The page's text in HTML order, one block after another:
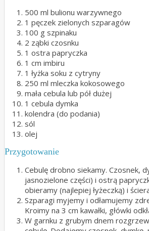
500 ml bulionu warzywnego
1 pęczek zielonych szparagów
100 g szpinaku
2 ząbki czosnku
1 ostra papryczka
1 cm imbiru
1 łyżka soku z cytryny
250 ml mleczka kokosowego
mała cebula lub pół dużej
1 cebula dymka
kolendra (do podania)
sól
olej
Przygotowanie
Cebulę drobno siekamy. Czosnek,
jasnozielone części) i ostrą
obieramy (najlepiej łyżeczką) i
Szparagi myjemy i odłamujemy
Kroimy na 3 cm kawałki, główki
W garnku z grubym dnem